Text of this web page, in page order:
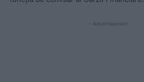
- Advertisement -